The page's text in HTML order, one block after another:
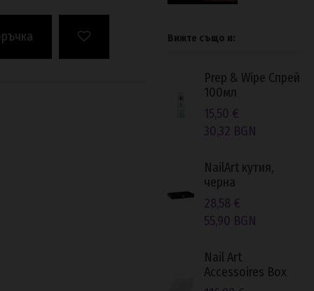
Вижте също и:
Prep & Wipe Спрей
100мл
15,50 €
30,32 BGN
NailArt кутия,
черна
28,58 €
55,90 BGN
Nail Art
Accessoires Box